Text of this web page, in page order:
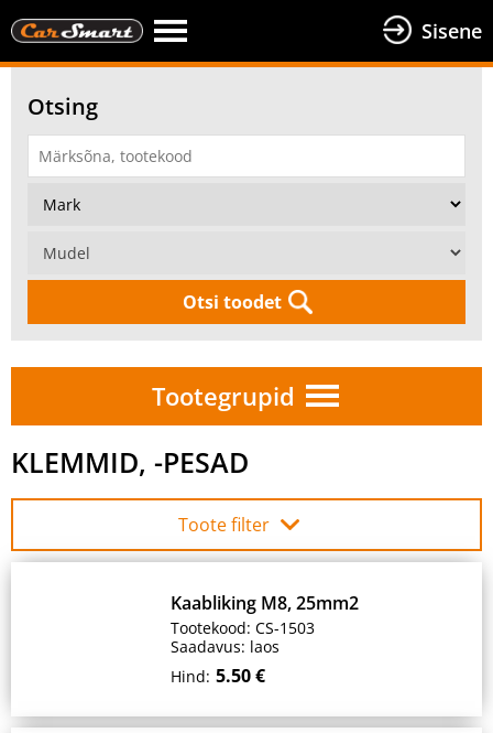
Sisene
Otsing
Otsi toodet
Tootegrupid
KLEMMID, -PESAD
Toote filter
Kaabliking M8, 25mm2
Tootekood: CS-1503
Saadavus: laos
Hind: 5.50 €